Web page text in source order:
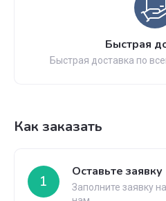
Быстрая
Быстрая доставка по
Как заказать
1
Оставьте заявку
Заполните заявку